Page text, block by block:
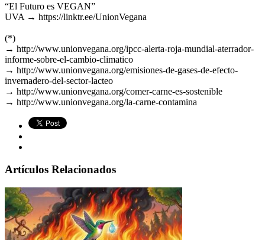
“El Futuro es VEGAN”
UVA → https://linktr.ee/UnionVegana
(*)
→ http://www.unionvegana.org/ipcc-alerta-roja-mundial-aterrador-
informe-sobre-el-cambio-climatico
→ http://www.unionvegana.org/emisiones-de-gases-de-efecto-
invernadero-del-sector-lacteo
→ http://www.unionvegana.org/comer-carne-es-sostenible
→ http://www.unionvegana.org/la-carne-contamina
Artículos Relacionados